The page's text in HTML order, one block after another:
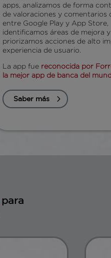
apps, analizamos de forma
de valoraciones y comentarios
entre Google Play y App Store,
identificamos áreas de mejora y
priorizamos acciones de alto
experiencia de usuario.
La app fuereconocida por
la mejor app de banca del
Saber más
para